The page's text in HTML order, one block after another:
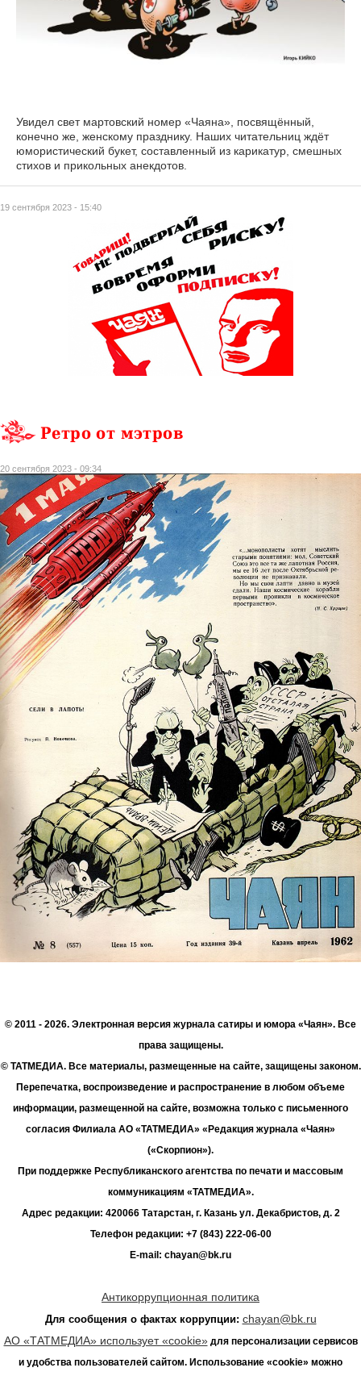
19 сентября 2023 - 15:40
Увидел свет мартовский номер «Чаяна», посвящённый,
конечно же, женскому празднику. Наших читательниц ждёт
юмористический букет, составленный из карикатур, смешных
стихов и прикольных анекдотов.
Ретро от мэтров
20 сентября 2023 - 09:34
© 2011 - 2026. Электронная версия журнала сатиры и юмора «Чаян». Все
права защищены.
© ТАТМЕДИА. Все материалы, размещенные на сайте, защищены законом.
Перепечатка, воспроизведение и распространение в любом объеме
информации, размещенной на сайте, возможна только с письменного
согласия Филиала АО «ТАТМЕДИА» «Редакция журнала «Чаян»
(«Скорпион»).
При поддержке Республиканского агентства по печати и массовым
коммуникациям «ТАТМЕДИА».
Адрес редакции: 420066 Татарстан, г. Казань ул. Декабристов, д. 2
Телефон редакции: +7 (843) 222-06-00
E-mail: chayan@bk.ru
Антикоррупционная политика
Для сообщения о фактах коррупции: chayan@bk.ru
АО «ТАТМЕДИА» использует «cookie»для персонализации сервисов
и удобства пользователей сайтом. Использование «cookie» можно